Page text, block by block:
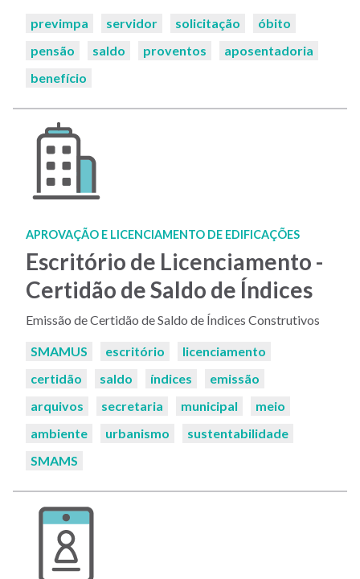
Palavras-
previmpa servidor solicitação
óbito
pensão
saldo proventos
aposentadoria
benefício
APROVAÇÃO E LICENCIAMENTO DE EDIFICAÇÕES
Escritório de Licenciamento -
Certidão de Saldo de Índices
Emissão de Certidão de Saldo de Índices Construtivos
Palavras-
SMAMUS escritório
licenciamento
certidão
saldo índices
emissão
arquivos
secretaria municipal
meio
ambiente
urbanismo
sustentabilidade
SMAMS